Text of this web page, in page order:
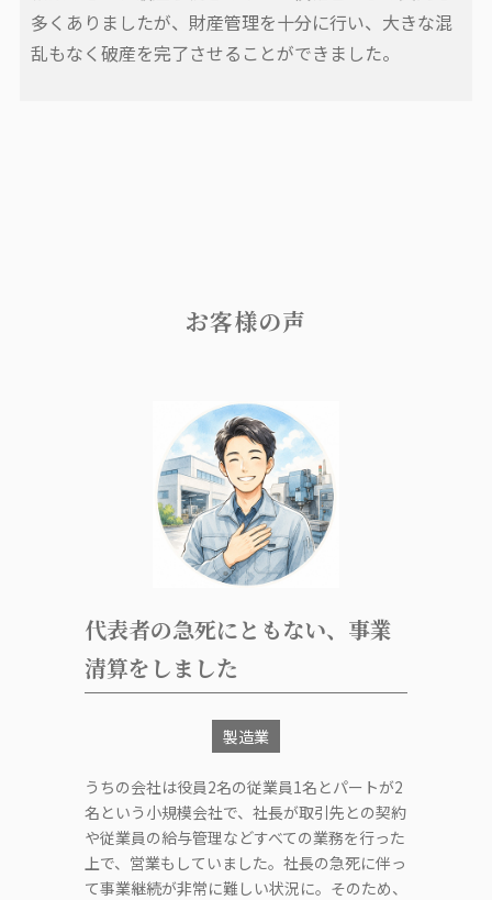
多くありましたが、財産管理を十分に行い、大きな混
乱もなく破産を完了させることができました。
お客様の声
代表者の急死にともない、事業
清算をしました
製造業
うちの会社は役員2名の従業員1名とパートが2
名という小規模会社で、社長が取引先との契約
や従業員の給与管理などすべての業務を行った
上で、営業もしていました。社長の急死に伴っ
て事業継続が非常に難しい状況に。そのため、